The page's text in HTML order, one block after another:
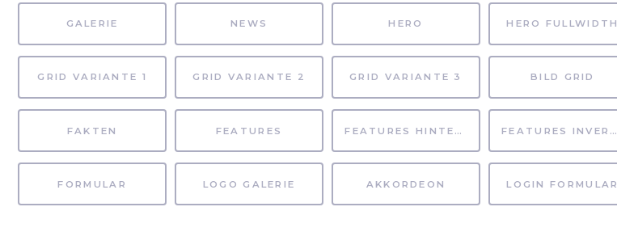
GALERIE NEWS HERO HERO FULLWIDTH
GRID VARIANTE 1 GRID VARIANTE 2 GRID VARIANTE 3 BILD GRID
FAKTEN FEATURES FEATURES HINTERGRUND FEATURES INVERTIERT
FORMULAR LOGO GALERIE AKKORDEON LOGIN FORMULAR